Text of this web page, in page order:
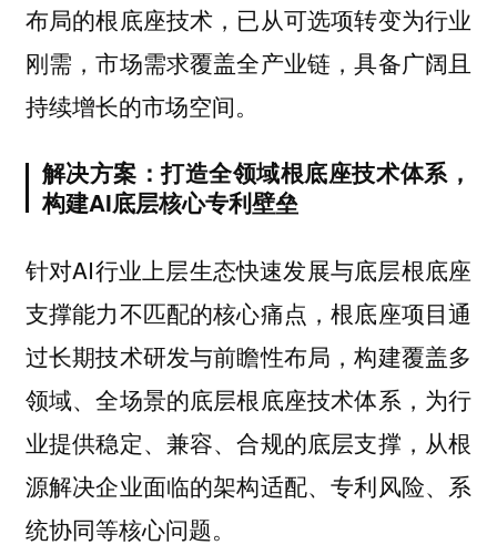
布局的根底座技术，已从可选项转变为行业
刚需，市场需求覆盖全产业链，具备广阔且
持续增长的市场空间。
解决方案：打造全领域根底座技术体系，
构建AI底层核心专利壁垒
针对AI行业上层生态快速发展与底层根底座
支撑能力不匹配的核心痛点，根底座项目通
过长期技术研发与前瞻性布局，构建覆盖多
领域、全场景的底层根底座技术体系，为行
业提供稳定、兼容、合规的底层支撑，从根
源解决企业面临的架构适配、专利风险、系
统协同等核心问题。